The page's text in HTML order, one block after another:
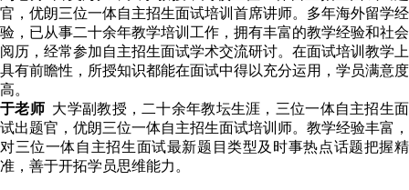
官，优朗三位一体自主招生面试培训首席讲师。多年海外留学经
验，已从事二十余年教学培训工作，拥有丰富的教学经验和社会
阅历，经常参加自主招生面试学术交流研讨。在面试培训教学上
具有前瞻性，所授知识都能在面试中得以充分运用，学员满意度
高。
于老师大学副教授，二十余年教坛生涯，三位一体自主招生面
试出题官，优朗三位一体自主招生面试培训师。教学经验丰富，
对三位一体自主招生面试最新题目类型及时事热点话题把握精
准，善于开拓学员思维能力。